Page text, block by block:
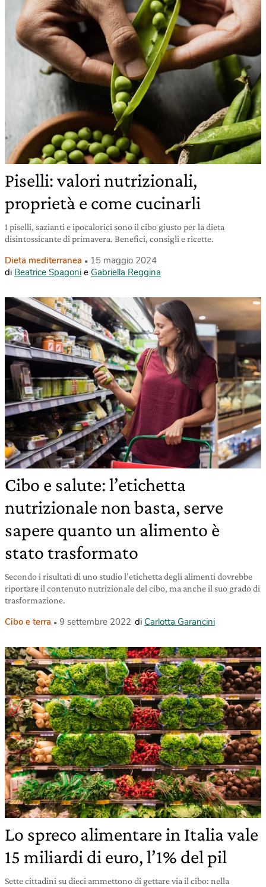
Piselli: valori nutrizionali,
proprietà e come cucinarli
I piselli, sazianti e ipocalorici sono il cibo giusto per la dieta
disintossicante di primavera. Benefici, consigli e ricette.
Dieta mediterranea
15 maggio 2024
di Beatrice Spagoni e Gabriella Reggina
Cibo e salute: l’etichetta
nutrizionale non basta, serve
sapere quanto un alimento è
stato trasformato
Secondo i risultati di uno studio l’etichetta degli alimenti dovrebbe
riportare il contenuto nutrizionale del cibo, ma anche il suo grado di
trasformazione.
Cibo e terra 9 settembre 2022 di Carlotta Garancini
Lo spreco alimentare in Italia vale
15 miliardi di euro, l’1% del pil
Sette cittadini su dieci ammettono di gettare via il cibo: nella